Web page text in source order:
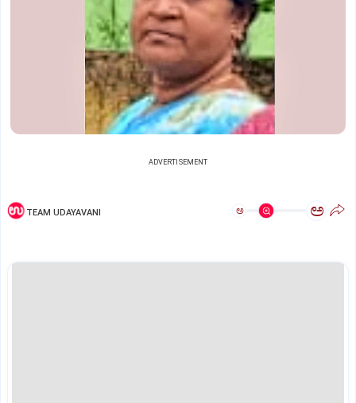
ADVERTISEMENT
TEAM UDAYAVANI ಅ ಅ